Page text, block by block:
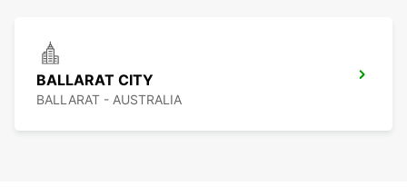
BALLARAT CITY
BALLARAT - AUSTRALIA